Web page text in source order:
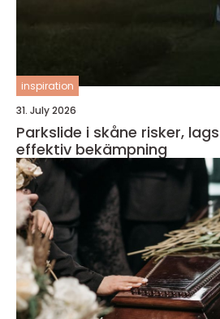
inspiration
31. July 2026
Parkslide i skåne risker, lagstiftning och
effektiv bekämpning